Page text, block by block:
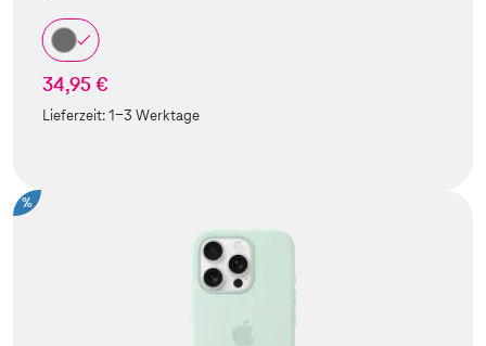
34,95 €
Lieferzeit:1-3 Werktage
%